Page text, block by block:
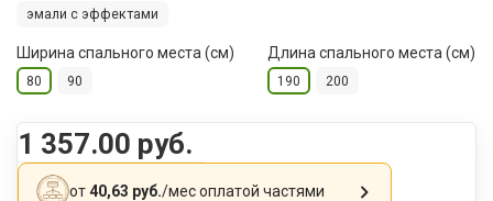
эмали с эффектами
Ширина спального места (см)
80 90
Длина спального места (см)
190 200
1 357.00 руб.
от40,63 руб./месоплатой частями